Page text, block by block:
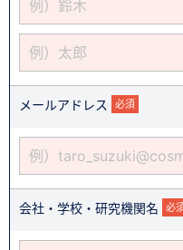
メールアドレス 必須
会社・学校・研究機関名 必